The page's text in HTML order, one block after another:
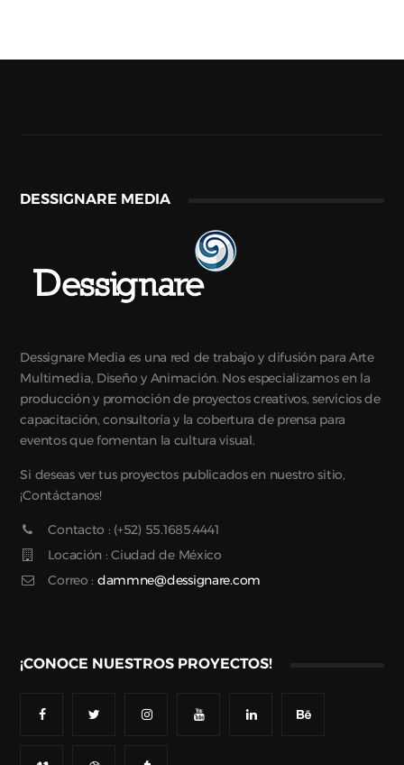
DESSIGNARE MEDIA
Dessignare Media es una red de trabajo y difusión para Arte
Multimedia, Diseño y Animación. Nos especializamos en la
producción y promoción de proyectos creativos, servicios de
capacitación, consultoría y la cobertura de prensa para
eventos que fomentan la cultura visual.
Si deseas ver tus proyectos publicados en nuestro sitio,
¡Contáctanos!
Contacto : (+52) 55.1685.4441
Locación : Ciudad de México
Correo : dammne@dessignare.com
¡CONOCE NUESTROS PROYECTOS!